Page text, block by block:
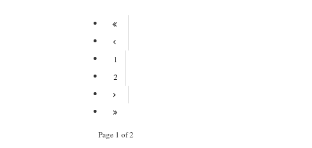
1
2
Page 1 of 2